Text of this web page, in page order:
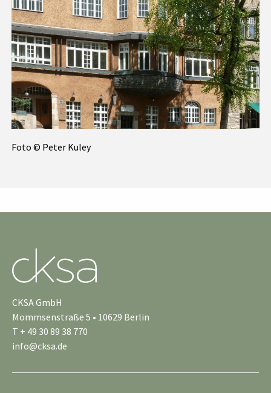
Foto © Peter Kuley
CKSA GmbH
Mommsenstraße 5 • 10629 Berlin
T + 49 30 89 38 770
info@cksa.de